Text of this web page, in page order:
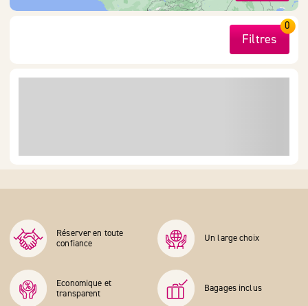
Filtres
0
Réserver en toute
confiance
Un large choix
Economique et
transparent
Bagages inclus